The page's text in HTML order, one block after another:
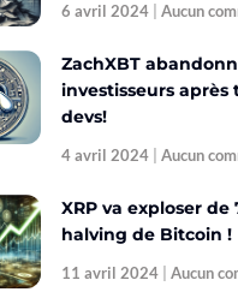
6 avril 2024 Aucun
ZachXBT
investisseurs après
devs!
4 avril 2024 Aucun
XRP va exploser de
halving de Bitcoin !
11 avril 2024 Aucun